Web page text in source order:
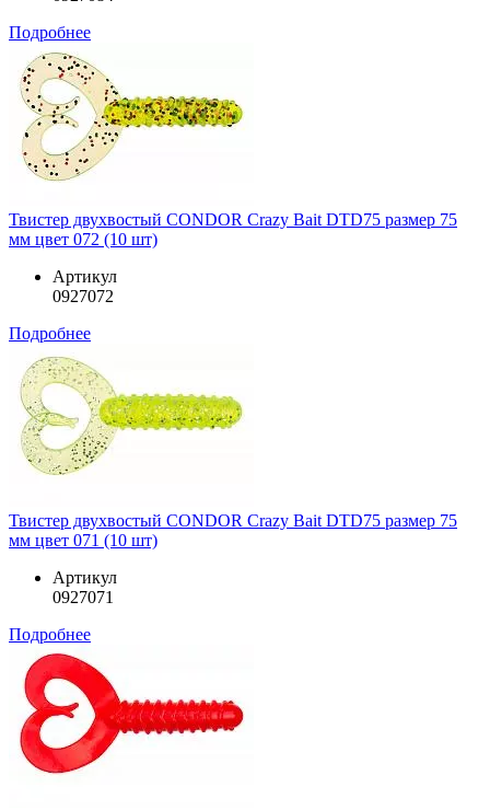
Подробнее
Твистер двухвостый CONDOR Crazy Bait DTD75 размер 75
мм цвет 072 (10 шт)
Артикул
0927072
Подробнее
Твистер двухвостый CONDOR Crazy Bait DTD75 размер 75
мм цвет 071 (10 шт)
Артикул
0927071
Подробнее